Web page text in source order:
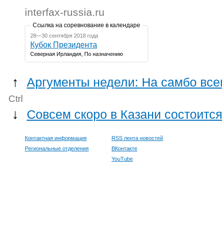
interfax-russia.ru
Ссылка на соревнование в календаре
28—30 сентября 2018 года
Кубок Президента
Северная Ирландия, По назначению
↑ Аргументы недели: На самбо
Ctrl
↓ Совсем скоро в Казани
Контактная информация
Региональные отделения
RSS лента новостей
ВКонтакте
YouTube